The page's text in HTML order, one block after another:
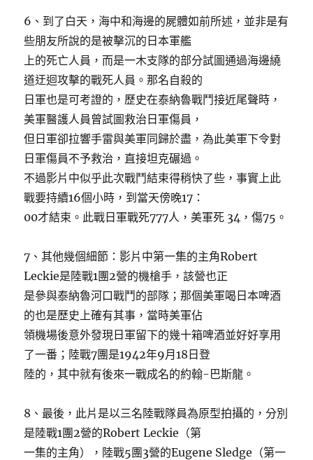
6、到了白天，海中和海邊的屍體如前所述，並非是有
些朋友所說的是被擊沉的日本軍艦
上的死亡人員，而是一木支隊的部分試圖通過海邊繞
道迂迴攻擊的戰死人員。那名自殺的
日軍也是可考證的，歷史在泰納魯戰鬥接近尾聲時，
美軍醫護人員曾試圖救治日軍傷員，
但日軍卻拉響手雷與美軍同歸於盡，為此美軍下令對
日軍傷員不予救治，直接坦克碾過。
不過影片中似乎此次戰鬥結束得稍快了些，事實上此
戰要持續16個小時，到當天傍晚17：
00才結束。此戰日軍戰死777人，美軍死 34，傷75。
7、其他幾個細節：影片中第一集的主角Robert
Leckie是陸戰1團2營的機槍手，該營也正
是參與泰納魯河口戰鬥的部隊；那個美軍喝日本啤酒
的也是歷史上確有其事，當時美軍佔
領機場後意外發現日軍留下的幾十箱啤酒並好好享用
了一番；陸戰7團是1942年9月18日登
陸的，其中就有後來一戰成名的約翰-巴斯龍。
8、最後，此片是以三名陸戰隊員為原型拍攝的，分別
是陸戰1團2營的Robert Leckie（第
一集的主角），陸戰5團3營的Eugene Sledge（第一